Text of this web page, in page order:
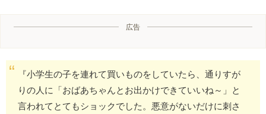
広告
『小学生の子を連れて買いものをしていたら、通りすが
りの人に「おばあちゃんとお出かけできていいね～」と
言われてとてもショックでした。悪意がないだけに刺さ